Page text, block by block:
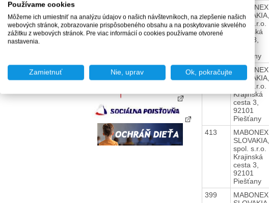
MABONEX
SLOVAKIA,
spol. s.r.o.
Krajinská
cesta 3,
Piešťany
447
MABONEX
SLOVAKIA,
spol. s.r.o.
Krajinská
cesta 3,
92101
Piešťany
413
MABONEX
SLOVAKIA,
spol. s.r.o.
Krajinská
cesta 3,
92101
Piešťany
399
MABONEX
Používame cookies
Môžeme ich umiestniť na analýzu údajov o našich návštevníkoch, na zlepšenie našich
webových stránok, zobrazovanie prispôsobeného obsahu a na poskytovanie skvelého
zážitku z webových stránok. Pre viac informácií o cookies používame otvorené
nastavenia.
Zamietnuť Nie, uprav Ok, pokračujte